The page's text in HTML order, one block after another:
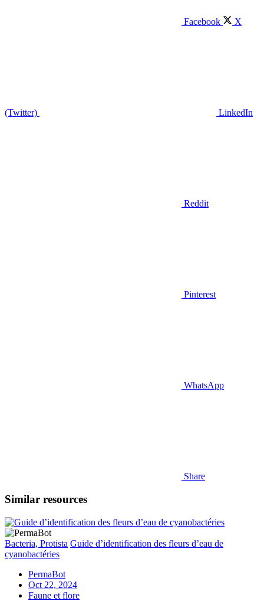
Facebook X
(Twitter) LinkedIn
Reddit
Pinterest
WhatsApp
Share
Similar resources
Bacteria, Protista Guide d’identification des fleurs d’eau de
cyanobactéries
PermaBot
Oct 22, 2024
Faune et flore